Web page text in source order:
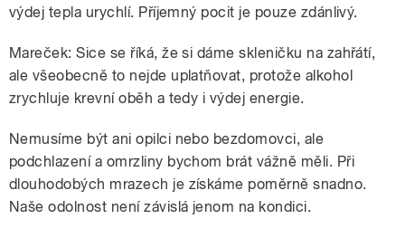
výdej tepla urychlí. Příjemný pocit je pouze zdánlivý.
Mareček: Sice se říká, že si dáme skleničku na zahřátí,
ale všeobecně to nejde uplatňovat, protože alkohol
zrychluje krevní oběh a tedy i výdej energie.
Nemusíme být ani opilci nebo bezdomovci, ale
podchlazení a omrzliny bychom brát vážně měli. Při
dlouhodobých mrazech je získáme poměrně snadno.
Naše odolnost není závislá jenom na kondici.